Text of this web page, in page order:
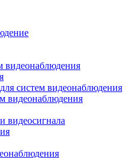
видеонаблюдения
систем видеонаблюдения
видеонаблюдения
видеосигнала